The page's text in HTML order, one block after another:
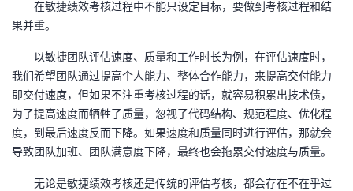
在敏捷绩效考核过程中不能只设定目标，要做到考核过程和结
果并重。
以敏捷团队评估速度、质量和工作时长为例，在评估速度时，
我们希望团队通过提高个人能力、整体合作能力，来提高交付能力
即交付速度，但如果不注重考核过程的话，就容易积累出技术债，
为了提高速度而牺牲了质量，忽视了代码结构、规范程度、优化程
度，到最后速度反而下降。 如果速度和质量同时进行评估，那就会
导致团队加班、团队满意度下降，最终也会拖累交付速度与质量。
无论是敏捷绩效考核还是传统的评估考核，都会存在不在乎过